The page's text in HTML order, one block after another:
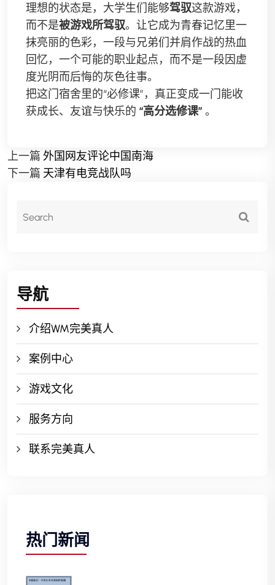
理想的状态是，大学生们能够驾驭这款游戏，
而不是被游戏所驾驭。让它成为青春记忆里一
抹亮丽的色彩，一段与兄弟们并肩作战的热血
回忆，一个可能的职业起点，而不是一段因虚
度光阴而后悔的灰色往事。
把这门宿舍里的“必修课”，真正变成一门能收
获成长、友谊与快乐的 “高分选修课” 。
上一篇 外国网友评论中国南海
下一篇 天津有电竞战队吗
导航
介绍WM完美真人
案例中心
游戏文化
服务方向
联系完美真人
热门新闻